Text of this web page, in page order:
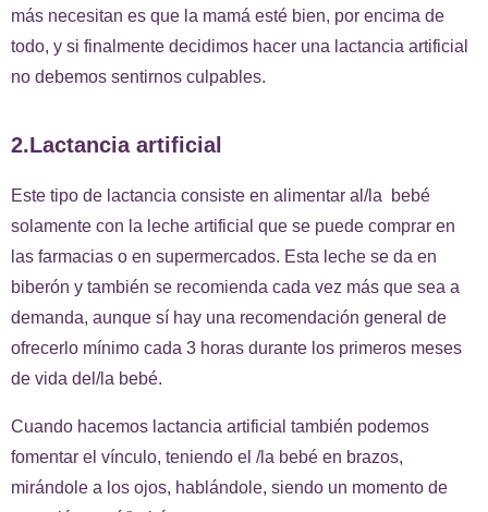
más necesitan es que la mamá esté bien, por encima de
todo, y si finalmente decidimos hacer una lactancia artificial
no debemos sentirnos culpables.
2.Lactancia artificial
Este tipo de lactancia consiste en alimentar al/la bebé
solamente con la leche artificial que se puede comprar en
las farmacias o en supermercados. Esta leche se da en
biberón y también se recomienda cada vez más que sea a
demanda, aunque sí hay una recomendación general de
ofrecerlo mínimo cada 3 horas durante los primeros meses
de vida del/la bebé.
Cuando hacemos lactancia artificial también podemos
fomentar el vínculo, teniendo el /la bebé en brazos,
mirándole a los ojos, hablándole, siendo un momento de